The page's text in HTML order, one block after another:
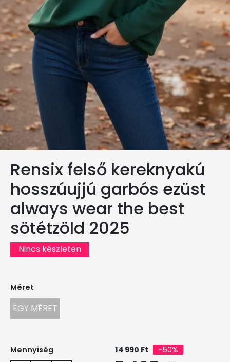
Rensix felső kereknyakú
hosszúujjú garbós ezüst
always wear the best
sötétzöld 2025
Nincs készleten
Méret
EGY MÉRET
Mennyiség 14 990 Ft -50%